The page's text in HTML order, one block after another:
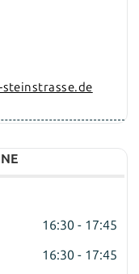
16:30 - 17:45
16:30 - 17:45